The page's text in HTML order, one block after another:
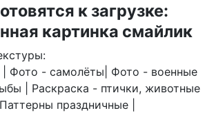
к загрузке:
| Фото - самолёты| Фото - военные
| Раскраска - птички, животные
праздничные |